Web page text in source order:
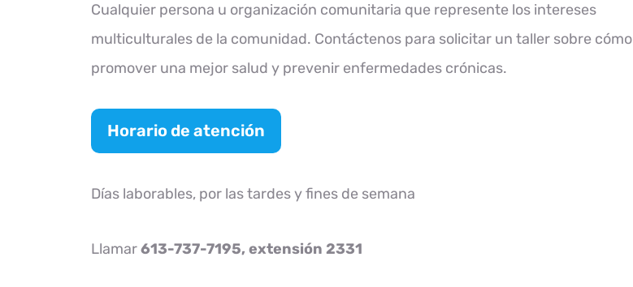
Cualquier persona u organización comunitaria que represente los intereses
multiculturales de la comunidad. Contáctenos para solicitar un taller sobre cómo
promover una mejor salud y prevenir enfermedades crónicas.
Horario de atención
Días laborables, por las tardes y fines de semana
Llamar613-737-7195, extensión 2331